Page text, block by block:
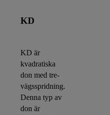
KD
KD är
kvadratiska
don med tre-
vägsspridning.
Denna typ av
don är